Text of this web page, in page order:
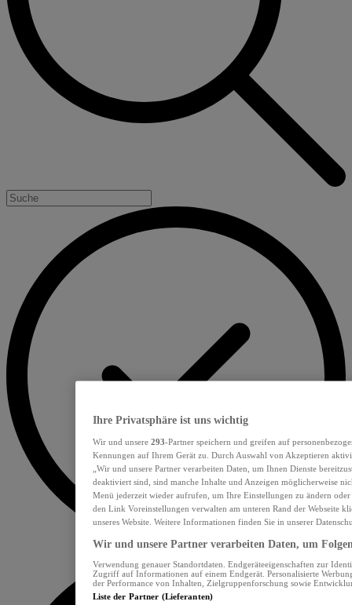
Ihre Privatsphäre ist uns wichtig
Wir und unsere 293-Partner speichern und greifen auf
Kennungen auf Ihrem Gerät zu. Durch Auswahl von Akzeptieren
„Wir und unsere Partner verarbeiten Daten, um Ihnen Dienste
deaktiviert sind, sind manche Inhalte und Anzeigen möglicherweise
Menü jederzeit wieder aufrufen, um Ihre Einstellungen zu ändern
den Link Voreinstellungen verwalten am unteren Rand der Webseite
unseres Website. Weitere Informationen finden Sie in unserer
Wir und unsere Partner verarbeiten Daten, um
Verwendung genauer Standortdaten. Endgeräteeigenschaften zur
Zugriff auf Informationen auf einem Endgerät. Personalisierte
der Performance von Inhalten, Zielgruppenforschung sowie
Liste der Partner (Lieferanten)